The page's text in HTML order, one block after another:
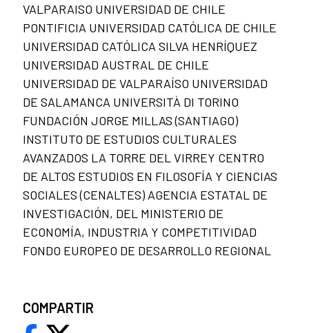
VALPARAISO UNIVERSIDAD DE CHILE
PONTIFICIA UNIVERSIDAD CATÓLICA DE CHILE
UNIVERSIDAD CATÓLICA SILVA HENRÍQUEZ
UNIVERSIDAD AUSTRAL DE CHILE
UNIVERSIDAD DE VALPARAÍSO UNIVERSIDAD
DE SALAMANCA UNIVERSITÀ DI TORINO
FUNDACIÓN JORGE MILLAS (SANTIAGO)
INSTITUTO DE ESTUDIOS CULTURALES
AVANZADOS LA TORRE DEL VIRREY CENTRO
DE ALTOS ESTUDIOS EN FILOSOFÍA Y CIENCIAS
SOCIALES (CENALTES) AGENCIA ESTATAL DE
INVESTIGACIÓN, DEL MINISTERIO DE
ECONOMÍA, INDUSTRIA Y COMPETITIVIDAD
FONDO EUROPEO DE DESARROLLO REGIONAL
COMPARTIR